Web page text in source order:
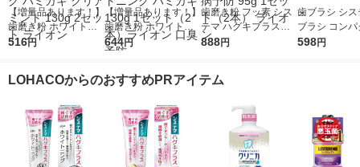
【増量品あります！】
歯磨き粉 ホワイトニ
ング クリニカアドバ
ミント 130g 2セット
516円
【増量品あります！】
歯磨き粉 ホワイトニ
ング フッ素 NONIO
130g 1セット（2本）
644円
歯磨き粉 フッ素 シス
テマ ハグキプラスW
ホワイトニング ハミ
セット（2本） ライオ
888円
歯ブラシ シス
ブラシ コン
ふつう 歯周病
598円
LOHACOからのおすすめPRアイテム